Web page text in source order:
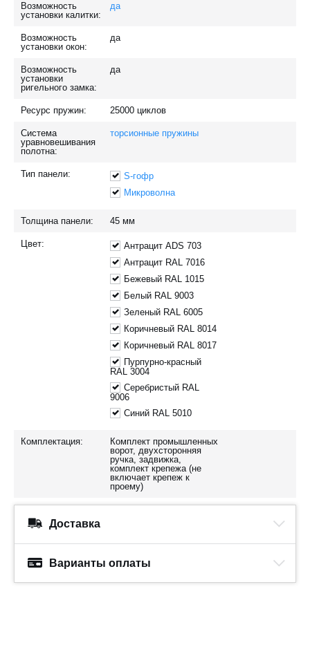
Возможность
установки калитки:
да
Возможность
установки окон:
да
Возможность
установки
ригельного замка:
да
Ресурс пружин: 25000 циклов
Система
уравновешивания
полотна:
торсионные пружины
Тип панели:
S-гофр
Микроволна
Толщина панели: 45 мм
Цвет:
Антрацит ADS 703
Антрацит RAL 7016
Бежевый RAL 1015
Белый RAL 9003
Зеленый RAL 6005
Коричневый RAL 8014
Коричневый RAL 8017
Пурпурно-красный
RAL 3004
Серебристый RAL
9006
Синий RAL 5010
Комплектация:
Комплект промышленных
ворот, двухсторонняя
ручка, задвижка,
комплект крепежа (не
включает крепеж к
проему)
Доставка
Варианты оплаты